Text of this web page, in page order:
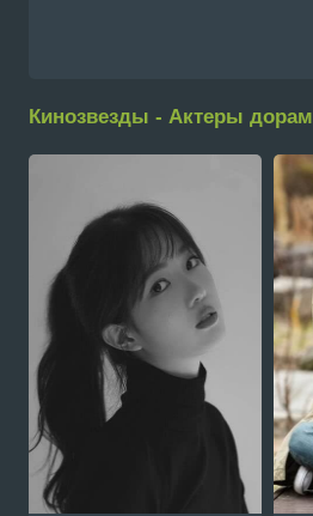
Кинозвезды - Актеры дорам